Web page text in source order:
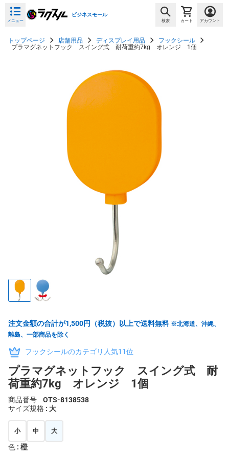
メニュー
ビジネスモール
検索 カート アカウント
トップページ 店舗用品 ディスプレイ用品
フックシール
プラマグネットフック スイング式 耐荷重約7kg オレンジ 1個
注文金額の合計が1,500円（税抜）以上で送料無料 ※北海道、沖縄、
離島、一部商品を除く
フックシールのカテゴリ人気11位
プラマグネットフック スイング式 耐
荷重約7kg オレンジ 1個
商品番号
OTS-8138538
サイズ規格 : 大
小 中 大
色 : 橙